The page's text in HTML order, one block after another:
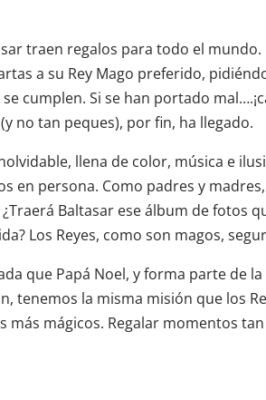
traen regalos para todo el
a su Rey Mago preferido,
cumplen. Si se han portado
no tan peques), por fin, ha llegado.
llena de color, música e
en persona. Como padres y
Baltasar ese álbum de fotos
Los Reyes, como son magos,
que Papá Noel, y forma parte de
tenemos la misma misión que los
mágicos. Regalar momentos